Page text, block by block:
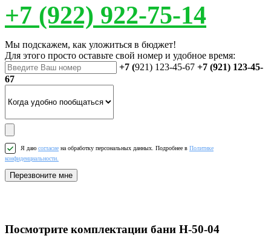
+7 (922) 922-75-14
Мы подскажем, как уложиться в бюджет!
Для этого просто оставьте свой номер и удобное время:
+7 (921) 123-45-67 +7 (921) 123-45-
67
Я даю согласие на обработку персональных данных. Подробнее в Политике
конфиденциальности.
Перезвоните мне
Посмотрите комплектации бани Н-50-04